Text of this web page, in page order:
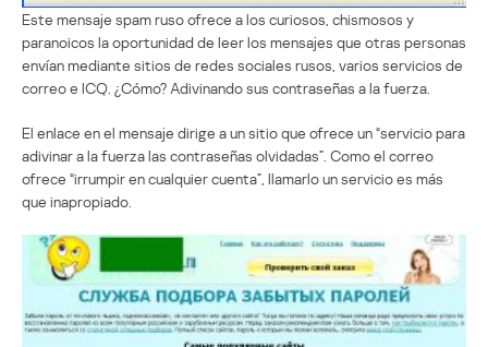
Este mensaje spam ruso ofrece a los curiosos, chismosos y
paranoicos la oportunidad de leer los mensajes que otras personas
envían mediante sitios de redes sociales rusos, varios servicios de
correo e ICQ. ¿Cómo? Adivinando sus contraseñas a la fuerza.
El enlace en el mensaje dirige a un sitio que ofrece un “servicio para
adivinar a la fuerza las contraseñas olvidadas”. Como el correo
ofrece “irrumpir en cualquier cuenta”, llamarlo un servicio es más
que inapropiado.